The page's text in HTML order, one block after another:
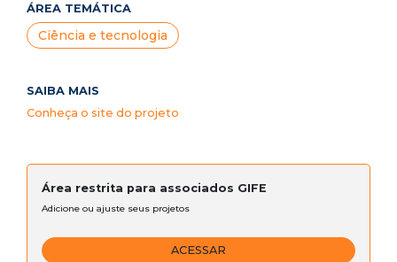
ÁREA TEMÁTICA
Ciência e tecnologia
SAIBA MAIS
Conheça o site do projeto
Área restrita para associados GIFE
Adicione ou ajuste seus projetos
ACESSAR